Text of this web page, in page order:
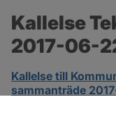
Kallelse
2017-06-
Kallelse till
sammanträde